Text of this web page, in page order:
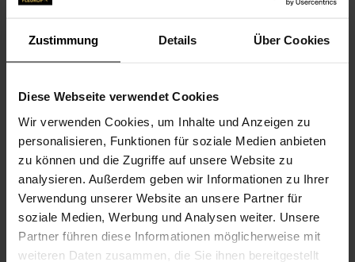
Zustimmung Details Über Cookies
Diese Webseite verwendet Cookies
Wir verwenden Cookies, um Inhalte und Anzeigen zu
personalisieren, Funktionen für soziale Medien anbieten
zu können und die Zugriffe auf unsere Website zu
analysieren. Außerdem geben wir Informationen zu Ihrer
Verwendung unserer Website an unsere Partner für
soziale Medien, Werbung und Analysen weiter. Unsere
Partner führen diese Informationen möglicherweise mit
weiteren Daten zusammen, die Sie ihnen bereitgestellt
KONTAKT
Holger Staacke
Staacke, Holger
Breite Str. 2b
04617 Treben
034343-517 84